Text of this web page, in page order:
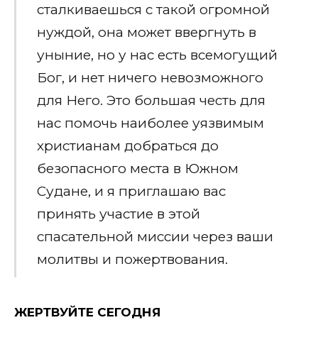
сталкиваешься с такой огромной
нуждой, она может ввергнуть в
уныние, но у нас есть всемогущий
Бог, и нет ничего невозможного
для Него. Это большая честь для
нас помочь наиболее уязвимым
христианам добраться до
безопасного места в Южном
Судане, и я приглашаю вас
принять участие в этой
спасательной миссии через ваши
молитвы и пожертвования.
ЖЕРТВУЙТЕ СЕГОДНЯ